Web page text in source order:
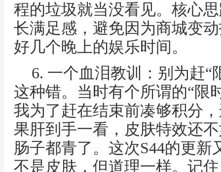
程的垃圾就当没看见。核心
长满足感，避免因为商城变
好几个晚上的娱乐时间。
6. 一个血泪教训：别为赶“
这种错。当时有个所谓的“限
我为了赶在结束前凑够积分
果肝到手一看，皮肤特效还
肠子都青了。这次S44的更
不是皮肤，但道理一样。记